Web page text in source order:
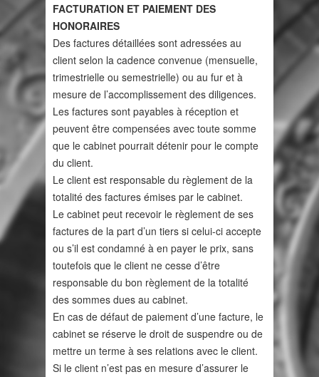
FACTURATION ET PAIEMENT DES
HONORAIRES
Des factures détaillées sont adressées au
client selon la cadence convenue (mensuelle,
trimestrielle ou semestrielle) ou au fur et à
mesure de l’accomplissement des diligences.
Les factures sont payables à réception et
peuvent être compensées avec toute somme
que le cabinet pourrait détenir pour le compte
du client.
Le client est responsable du règlement de la
totalité des factures émises par le cabinet.
Le cabinet peut recevoir le règlement de ses
factures de la part d’un tiers si celui-ci accepte
ou s’il est condamné à en payer le prix, sans
toutefois que le client ne cesse d’être
responsable du bon règlement de la totalité
des sommes dues au cabinet.
En cas de défaut de paiement d’une facture, le
cabinet se réserve le droit de suspendre ou de
mettre un terme à ses relations avec le client.
Si le client n’est pas en mesure d’assurer le